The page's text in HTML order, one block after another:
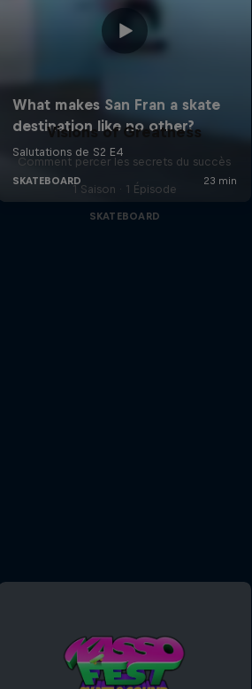
Visions of Greatness
Comment percer les secrets du succès
1 Saison · 1 Épisode
SKATEBOARD